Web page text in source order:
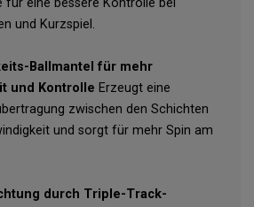
für eine bessere Kontrolle bei
und Kurzspiel.
Ballmantel für mehr
und Kontrolle Erzeugt eine
zwischen den Schichten
und sorgt für mehr Spin am
durch Triple-Track-